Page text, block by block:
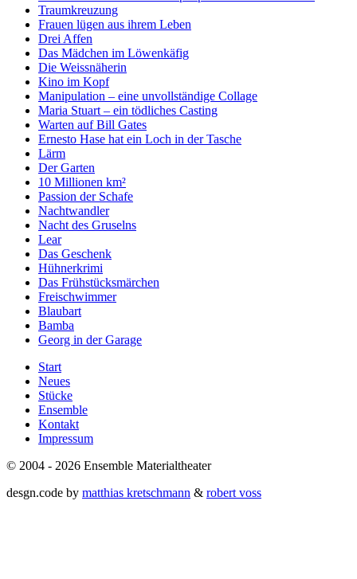
Traumkreuzung
Frauen lügen aus ihrem Leben
Drei Affen
Das Mädchen im Löwenkäfig
Die Weissnäherin
Kino im Kopf
Manipulation – eine unvollständige Collage
Maria Stuart – ein tödliches Casting
Warten auf Bill Gates
Ernesto Hase hat ein Loch in der Tasche
Lärm
Der Garten
10 Millionen km²
Passion der Schafe
Nachtwandler
Nacht des Gruselns
Lear
Das Geschenk
Hühnerkrimi
Das Frühstücksmärchen
Freischwimmer
Blaubart
Bamba
Georg in der Garage
Start
Neues
Stücke
Ensemble
Kontakt
Impressum
© 2004 - 2026 Ensemble Materialtheater
desgn.code by matthias kretschmann & robert voss